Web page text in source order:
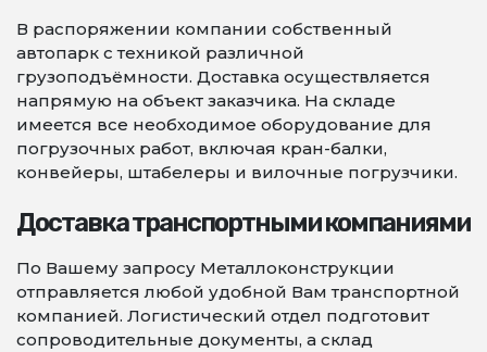
В распоряжении компании собственный
автопарк с техникой различной
грузоподъёмности. Доставка осуществляется
напрямую на объект заказчика. На складе
имеется все необходимое оборудование для
погрузочных работ, включая кран-балки,
конвейеры, штабелеры и вилочные погрузчики.
Доставка транспортными компаниями
По Вашему запросу Металлоконструкции
отправляется любой удобной Вам транспортной
компанией. Логистический отдел подготовит
сопроводительные документы, а склад